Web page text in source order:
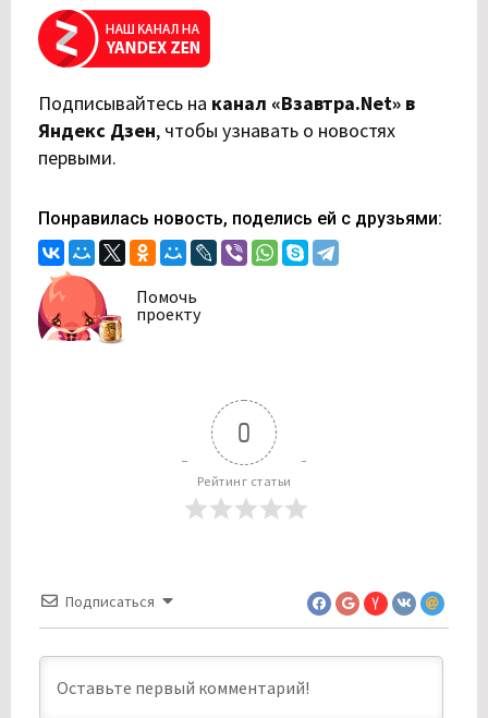
Подписывайтесь на канал «Взавтра.Net» в
Яндекс Дзен, чтобы узнавать о новостях
первыми.
Понравилась новость, поделись ей с друзьями:
Помочь
проекту
0
Рейтинг статьи
Подписаться